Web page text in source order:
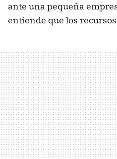
ante una pequeña
entiende que los